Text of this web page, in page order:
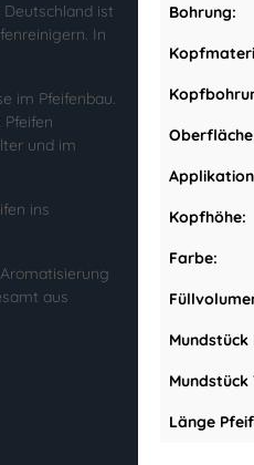
ist
In
im Pfeifenbau.
und im
ins
aus
Bohrung:
Kopfhöhe:
Farbe:
Mundstück
Länge